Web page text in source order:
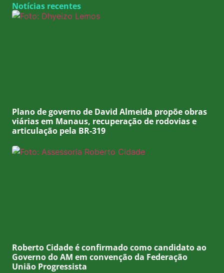
Notícias recentes
Plano de governo de David Almeida propõe obras
viárias em Manaus, recuperação de rodovias e
articulação pela BR-319
Roberto Cidade é confirmado como candidato ao
Governo do AM em convenção da Federação
União Progressista